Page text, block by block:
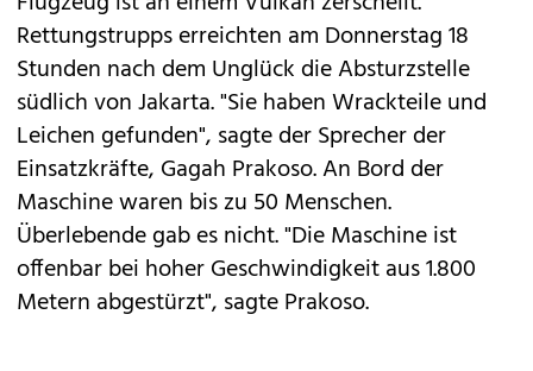
Rettungstrupps erreichten am Donnerstag 18
Stunden nach dem Unglück die Absturzstelle
südlich von Jakarta. "Sie haben Wrackteile und
Leichen gefunden", sagte der Sprecher der
Einsatzkräfte, Gagah Prakoso. An Bord der
Maschine waren bis zu 50 Menschen.
Überlebende gab es nicht. "Die Maschine ist
offenbar bei hoher Geschwindigkeit aus 1.800
Metern abgestürzt", sagte Prakoso.